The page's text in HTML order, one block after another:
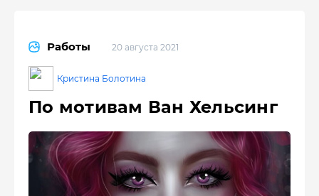
Работы 20 августа 2021
Кристина Болотина
По мотивам Ван Хельсинг